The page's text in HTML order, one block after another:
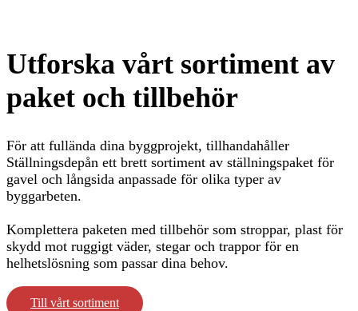
Utforska vårt sortiment av
paket och tillbehör
För att fullända dina byggprojekt, tillhandahåller
Ställningsdepån ett brett sortiment av ställningspaket för
gavel och långsida anpassade för olika typer av
byggarbeten.
Komplettera paketen med tillbehör som stroppar, plast för
skydd mot ruggigt väder, stegar och trappor för en
helhetslösning som passar dina behov.
Till vårt sortiment